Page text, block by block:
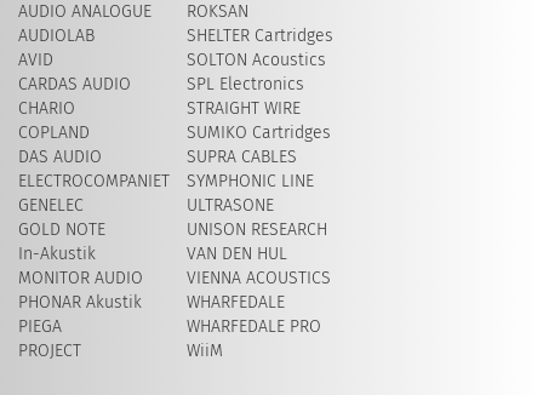
AUDIO ANALOGUE
AUDIOLAB
AVID
CARDAS AUDIO
CHARIO
COPLAND
DAS AUDIO
ELECTROCOMPANIET
GENELEC
GOLD NOTE
In-Akustik
MONITOR AUDIO
PHONAR Akustik
PIEGA
PROJECT
ROKSAN
SHELTER Cartridges
SOLTON Acoustics
SPL Electronics
STRAIGHT WIRE
SUMIKO Cartridges
SUPRA CABLES
SYMPHONIC LINE
ULTRASONE
UNISON RESEARCH
VAN DEN HUL
VIENNA ACOUSTICS
WHARFEDALE
WHARFEDALE PRO
WiiM